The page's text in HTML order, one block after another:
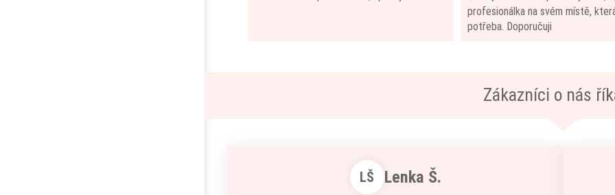
profesionálka na svém místě,
potřeba. Doporučuji
Zákazníci o nás
LŠ Lenka Š.